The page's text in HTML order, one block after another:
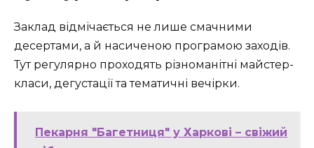
Заклад відмічається не лише смачними
десертами, а й насиченою програмою заходів.
Тут регулярно проходять різноманітні майстер-
класи, дегустації та тематичні вечірки.
Пекарня "Багетниця" у Харкові – свіжий